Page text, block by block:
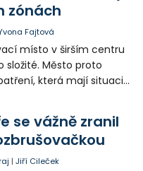
zónách
Fajtová
místo v širším centru
složité. Město proto
která mají situaci
zónách.
se vážně zranil
|Jiří Cileček